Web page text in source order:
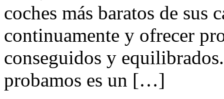
coches más baratos de sus
continuamente y ofrecer
conseguidos y
probamos es un […]